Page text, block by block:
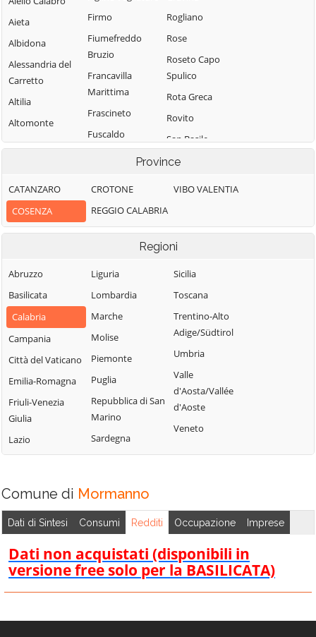
Aieta
Albidona
Alessandria del
Carretto
Altilia
Altomonte
Amantea
Aprigliano
Belmonte
Calabro
Bianchi
Bisignano
Bocchigliero
Bonifati
Buonvicino
Calopezzati
Cariati
Carolei
Carpanzano
Casali del Manco
Cassano all'Ionio
Firmo
Fiumefreddo
Bruzio
Francavilla
Marittima
Frascineto
Fuscaldo
Piemontese
Lago
Laino Castello
Lappano
Lattarico
Longobardi
Longobucco
Lungro
Luzzi
Mandatoriccio
Mangone
Marano
Marchesato
Marano
Rogliano
Rose
Roseto Capo
Spulico
Rota Greca
Rovito
San Basile
San Benedetto
Albanese
San Demetrio
Corone
San Donato di
San Giorgio
Albanese
San Giovanni in
Fiore
San Lorenzo
Vallo
Argentano
Finita
San Nicola Arcella
Province
CATANZARO
COSENZA
CROTONE
REGGIO CALABRIA
VIBO VALENTIA
Regioni
Abruzzo
Basilicata
Calabria
Campania
Città del Vaticano
Emilia-Romagna
Friuli-Venezia
Giulia
Lazio
Liguria
Lombardia
Marche
Molise
Piemonte
Puglia
Repubblica di San
Marino
Sardegna
Sicilia
Toscana
Trentino-Alto
Adige/Südtirol
Umbria
Valle
d'Aosta/Vallée
d'Aoste
Veneto
Comune di Mormanno
Dati di Sintesi Consumi Redditi Occupazione Imprese
Dati non acquistati (disponibili in
versione free solo per la BASILICATA)